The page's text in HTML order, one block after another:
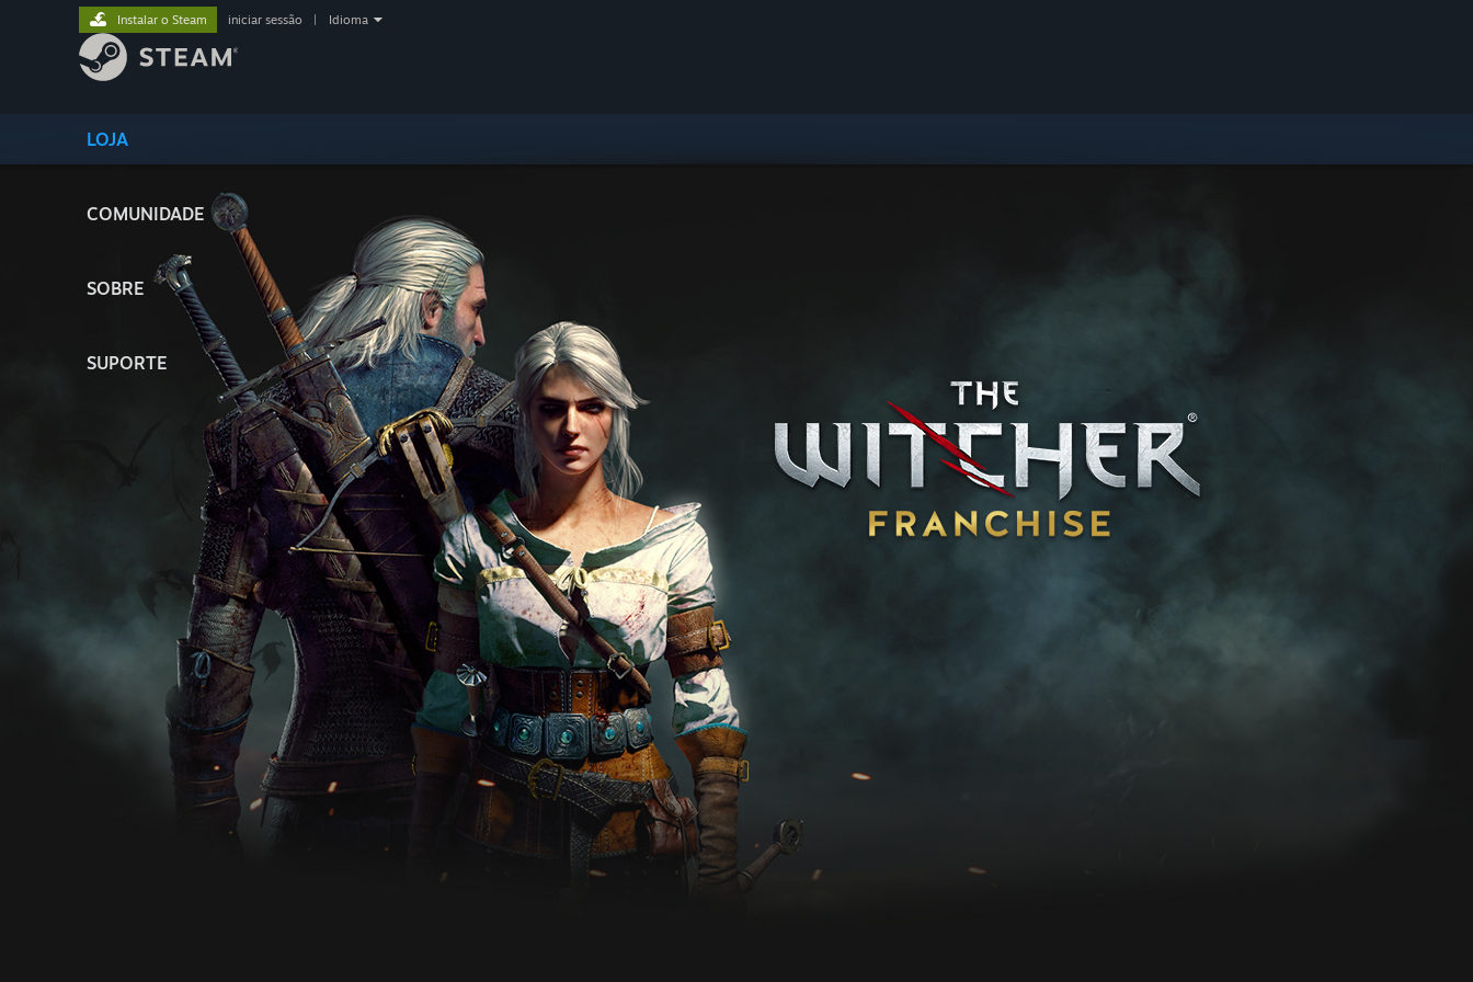
LOJA
COMUNIDADE
SOBRE
SUPORTE
Instalar o Steam iniciar sessão Idioma